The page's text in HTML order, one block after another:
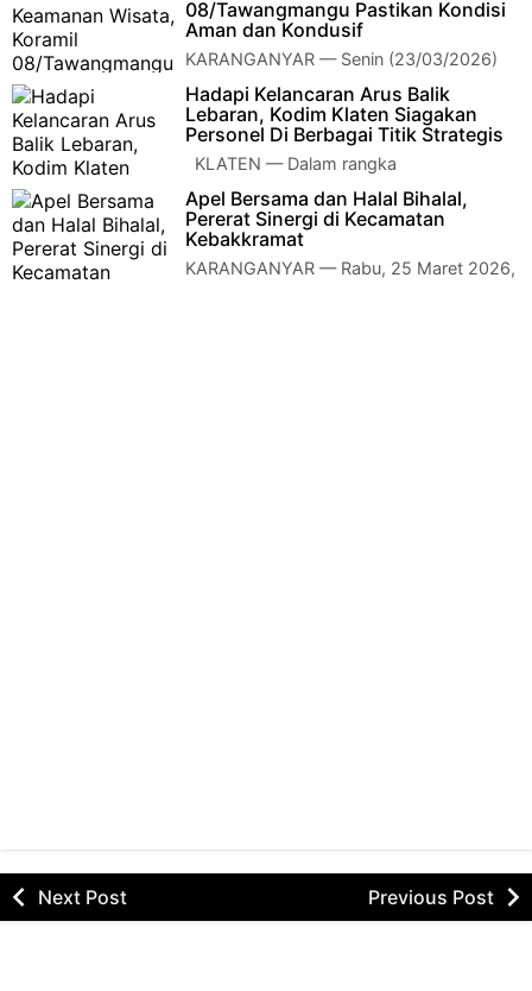
08/Tawangmangu Pastikan Kondisi
Aman dan Kondusif
KARANGANYAR — Senin (23/03/2026)
Peltu Mudakir bersama satu anggota
Koramil 08/Tawangmangu melaksanakan patroli keamanan…
Hadapi Kelancaran Arus Balik
Lebaran, Kodim Klaten Siagakan
Personel Di Berbagai Titik Strategis
KLATEN — Dalam rangka
mengantisipasi lonjakan arus balik pasca
Hari Raya Idul Fitri 1447 H/2026 M, jajaran Ba…
Apel Bersama dan Halal Bihalal,
Pererat Sinergi di Kecamatan
Kebakkramat
KARANGANYAR — Rabu, 25 Maret 2026,
Next Post Previous Post